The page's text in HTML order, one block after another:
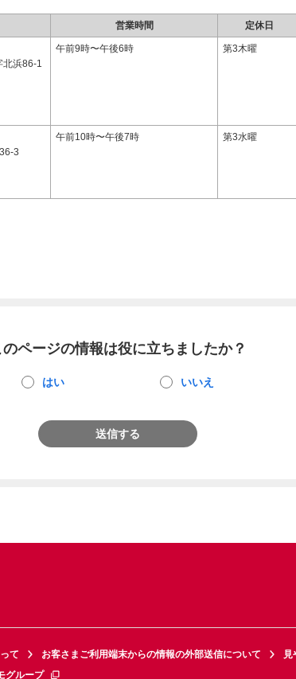
営業時間 定休日
北浜86-1
午前9時〜午後6時 第3木曜
3
午前10時〜午後7時 第3水曜
のページの情報は役に立ちましたか？
はい いいえ
送信する
て お客さまご利用端末からの情報の外部送信について
見
グループ